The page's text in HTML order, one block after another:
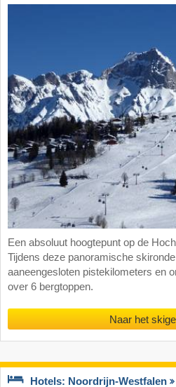
Een absoluut hoogtepunt op de
Tijdens deze panoramische
aaneengesloten pistekilometers en
over 6 bergtoppen.
Naar het
Hotels: Noordrijn-Westfalen